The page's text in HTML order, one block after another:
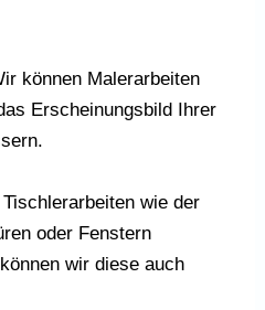
können Malerarbeiten
Erscheinungsbild Ihrer
wie der
oder Fenstern
wir diese auch